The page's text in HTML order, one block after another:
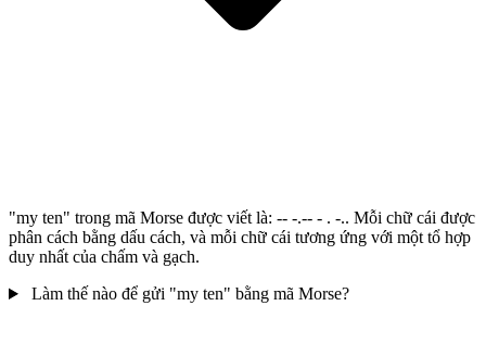
"my ten" trong mã Morse được viết là: -- -.-- - . -.. Mỗi chữ cái được
phân cách bằng dấu cách, và mỗi chữ cái tương ứng với một tổ hợp
duy nhất của chấm và gạch.
Làm thế nào để gửi "my ten" bằng mã Morse?